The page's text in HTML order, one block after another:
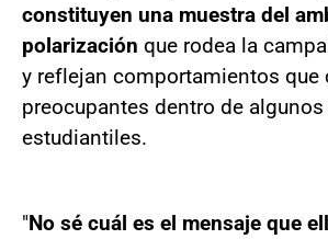
constituyen una muestra del
polarización que rodea la
y reflejan comportamientos que
preocupantes dentro de
estudiantiles.
"No sé cuál es el mensaje que